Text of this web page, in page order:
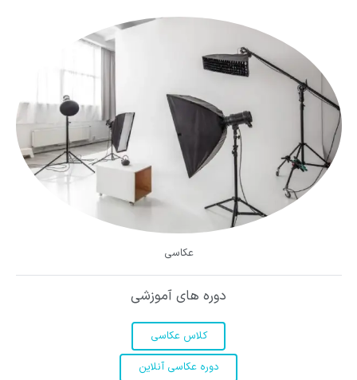
عکاسی
دوره های آموزشی
کلاس عکاسی
دوره عکاسی آنلاین